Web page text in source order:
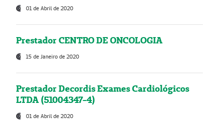
01 de Abril de 2020
Prestador CENTRO DE ONCOLOGIA
15 de Janeiro de 2020
Prestador Decordis Exames Cardiológicos
LTDA (51004347-4)
01 de Abril de 2020